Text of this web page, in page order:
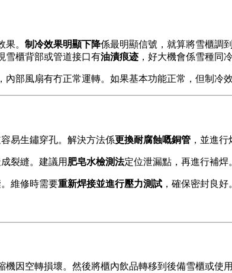
。 制冷效果明顯下降係最明顯信號，就算將雪櫃調
雪櫃背部或管道接口有油漬痕迹 ，好大機會係雪種同
部風扇有冇正常運轉。如果基本功能正常，但制冷
易生鏽穿孔。解決方法係更換耐腐蝕嘅銅管 ，並進行
裂縫。建議用 肥皂水檢測法定位泄漏點，再進行補焊
維修時需要重新焊接並進行壓力測試 ，確保密封良好
機因空轉損壞。然後將櫃內飲品轉移到後備雪櫃或使用